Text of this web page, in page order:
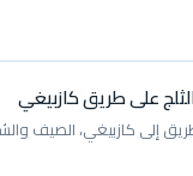
على طريق كازبيغي
إلى كازبيغي، الصيف